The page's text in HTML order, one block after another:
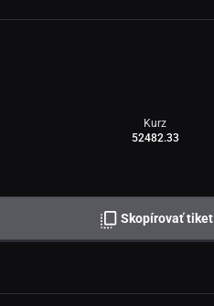
Kurz
52482.33
Skopírovať tiket